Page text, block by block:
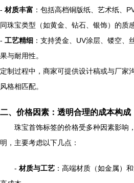
- 材质丰富 ：包括高档铜版纸、艺术纸、
同珠宝类型（如黄金、钻石、银饰）的质
- 工艺精细 ：支持烫金、UV涂层、镂空、
果与耐用性。
定制过程中，商家可提供设计稿或与厂家
风格相匹配。
二、价格因素：透明合理的成本构成
珠宝首饰标签的价格受多种因素影响
明，主要考虑以下几点：
- 材质与工艺 ：高端材质（如金属）